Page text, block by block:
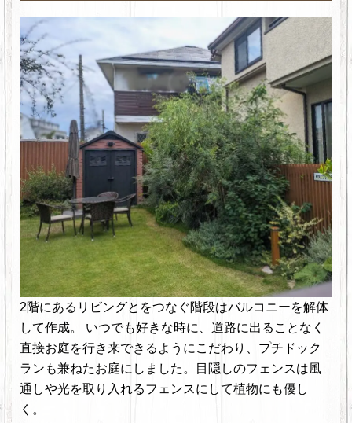
2階にあるリビングとをつなぐ階段はバルコニーを解体
して作成。 いつでも好きな時に、道路に出ることなく
直接お庭を行き来できるようにこだわり、プチドック
ランも兼ねたお庭にしました。目隠しのフェンスは風
通しや光を取り入れるフェンスにして植物にも優し
く。